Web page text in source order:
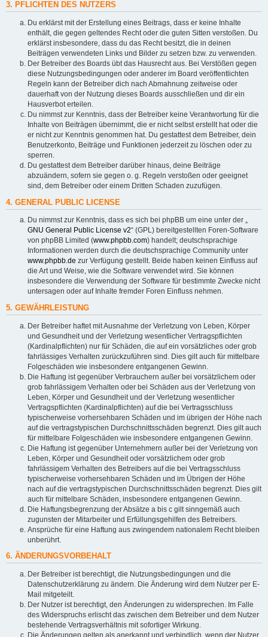
3. PFLICHTEN DES NUTZERS
Du erklärst mit der Erstellung eines Beitrags, dass er keine Inhalte
enthält, die gegen geltendes Recht oder die guten Sitten verstoßen. Du
erklärst insbesondere, dass du das Recht besitzt, die in deinen
Beiträgen verwendeten Links und Bilder zu setzen bzw. zu verwenden.
Der Betreiber des Boards übt das Hausrecht aus. Bei Verstößen gegen
diese Nutzungsbedingungen oder anderer im Board veröffentlichten
Regeln kann der Betreiber dich nach Abmahnung zeitweise oder
dauerhaft von der Nutzung dieses Boards ausschließen und dir ein
Hausverbot erteilen.
Du nimmst zur Kenntnis, dass der Betreiber keine Verantwortung für die
Inhalte von Beiträgen übernimmt, die er nicht selbst erstellt hat oder die
er nicht zur Kenntnis genommen hat. Du gestattest dem Betreiber, dein
Benutzerkonto, Beiträge und Funktionen jederzeit zu löschen oder zu
sperren.
Du gestattest dem Betreiber darüber hinaus, deine Beiträge
abzuändern, sofern sie gegen o. g. Regeln verstoßen oder geeignet
sind, dem Betreiber oder einem Dritten Schaden zuzufügen.
4. GENERAL PUBLIC LICENSE
Du nimmst zur Kenntnis, dass es sich bei phpBB um eine unter der „
GNU General Public License v2“ (GPL) bereitgestellten Foren-Software
von phpBB Limited (www.phpbb.com) handelt; deutschsprachige
Informationen werden durch die deutschsprachige Community unter
www.phpbb.de zur Verfügung gestellt. Beide haben keinen Einfluss auf
die Art und Weise, wie die Software verwendet wird. Sie können
insbesondere die Verwendung der Software für bestimmte Zwecke nicht
untersagen oder auf Inhalte fremder Foren Einfluss nehmen.
5. GEWÄHRLEISTUNG
Der Betreiber haftet mit Ausnahme der Verletzung von Leben, Körper
und Gesundheit und der Verletzung wesentlicher Vertragspflichten
(Kardinalpflichten) nur für Schäden, die auf ein vorsätzliches oder grob
fahrlässiges Verhalten zurückzuführen sind. Dies gilt auch für mittelbare
Folgeschäden wie insbesondere entgangenen Gewinn.
Die Haftung ist gegenüber Verbrauchern außer bei vorsätzlichem oder
grob fahrlässigem Verhalten oder bei Schäden aus der Verletzung von
Leben, Körper und Gesundheit und der Verletzung wesentlicher
Vertragspflichten (Kardinalpflichten) auf die bei Vertragsschluss
typischerweise vorhersehbaren Schäden und im übrigen der Höhe nach
auf die vertragstypischen Durchschnittsschäden begrenzt. Dies gilt auch
für mittelbare Folgeschäden wie insbesondere entgangenen Gewinn.
Die Haftung ist gegenüber Unternehmern außer bei der Verletzung von
Leben, Körper und Gesundheit oder vorsätzlichem oder grob
fahrlässigem Verhalten des Betreibers auf die bei Vertragsschluss
typischerweise vorhersehbaren Schäden und im Übrigen der Höhe
nach auf die vertragstypischen Durchschnittsschäden begrenzt. Dies gilt
auch für mittelbare Schäden, insbesondere entgangenen Gewinn.
Die Haftungsbegrenzung der Absätze a bis c gilt sinngemäß auch
zugunsten der Mitarbeiter und Erfüllungsgehilfen des Betreibers.
Ansprüche für eine Haftung aus zwingendem nationalem Recht bleiben
unberührt.
6. ÄNDERUNGSVORBEHALT
Der Betreiber ist berechtigt, die Nutzungsbedingungen und die
Datenschutzerklärung zu ändern. Die Änderung wird dem Nutzer per E-
Mail mitgeteilt.
Der Nutzer ist berechtigt, den Änderungen zu widersprechen. Im Falle
des Widerspruchs erlischt das zwischen dem Betreiber und dem Nutzer
bestehende Vertragsverhältnis mit sofortiger Wirkung.
Die Änderungen gelten als anerkannt und verbindlich, wenn der Nutzer